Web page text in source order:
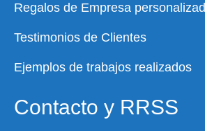
Regalos de Empresa
Testimonios de Clientes
Ejemplos de trabajos realizados
Contacto y RRSS